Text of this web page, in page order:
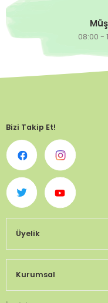
08:00 -
Bizi Takip Et!
Üyelik
Kurumsal